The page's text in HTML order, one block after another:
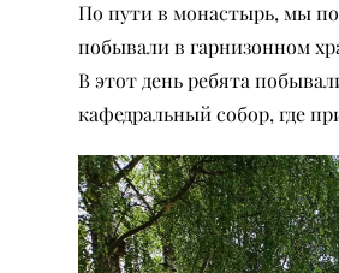
По пути в монастырь, мы
побывали в гарнизонном
В этот день ребята
кафедральный собор, где